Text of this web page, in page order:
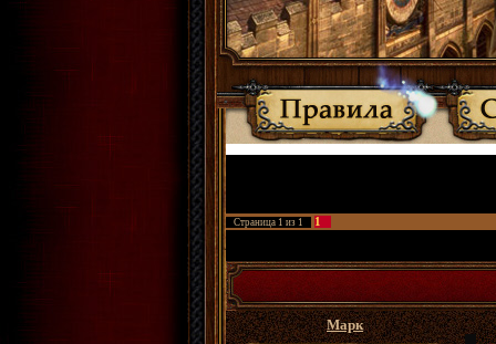
Страница 1 из 1
1
Марк